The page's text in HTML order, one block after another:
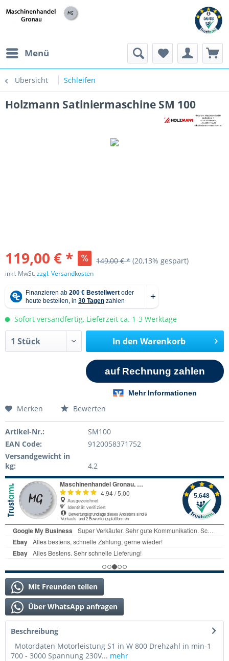
Menü
Übersicht Schleifen
Holzmann Satiniermaschine SM 100
119,00 € * 149,00 € * (20,13% gespart)
inkl. MwSt.zzgl. Versandkosten
Sofort versandfertig, Lieferzeit ca. 1-3 Werktage
In den Warenkorb
Merken Bewerten
Artikel-Nr.:
SM100
EAN Code:
9120058371752
Versandgewicht in
kg:
4,2
Mit Freunden teilen
Über WhatsApp anfragen
Beschreibung
Motordaten Motorleistung S1 in W 800 Drehzahl in min-1
700 - 3000 Spannung 230V... mehr